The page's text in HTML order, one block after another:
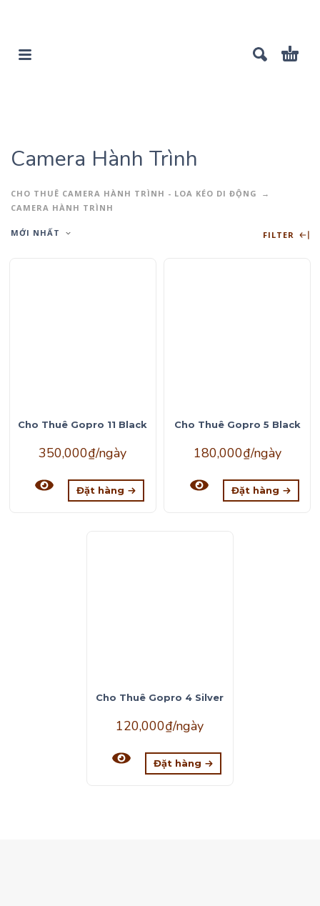
Camera Hành Trình
CHO THUÊ CAMERA HÀNH TRÌNH - LOA KÉO DI ĐỘNG
CAMERA HÀNH TRÌNH
MỚI NHẤT FILTER
Cho Thuê Gopro 11 Black
350,000₫/ngày
Đặt hàng
Cho Thuê Gopro 5 Black
180,000₫/ngày
Đặt hàng
Cho Thuê Gopro 4 Silver
120,000₫/ngày
Đặt hàng